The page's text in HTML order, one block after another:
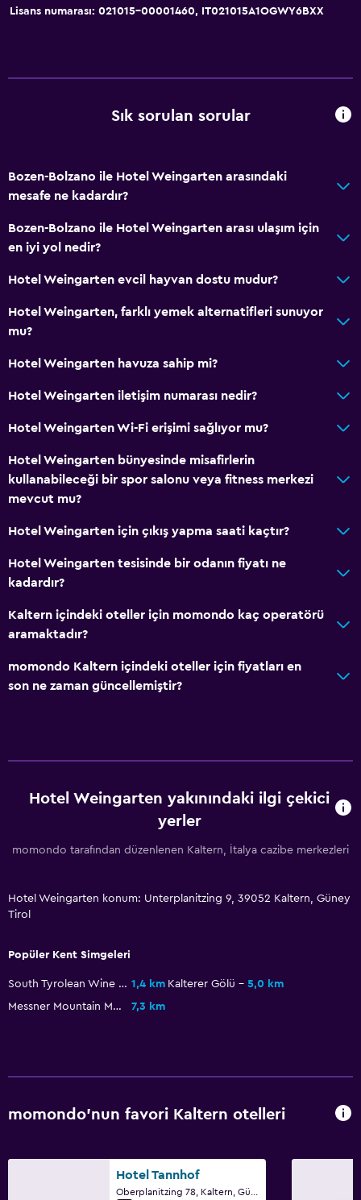
Genel
Karo/mermer yer döşemesi
Banyo
Bide
Saç kurutma makinesi
Tuvalet
Tuvalet kağıdı
Özel banyo
Erişilebilirlik ve uygunluk
Evcil hayvan istek üzerine kabul edilir. Ek ücret talep
edilebilir.
Asansör
Sigara içilmez
Üst katlara asansörle erişilebilir
Teras/Veranda
Restoran
Buzdolabı
Hizmetler ve kolaylıklar
Emanet kasası
Anahtar kart erişimi
Çocuk dostu büfe
Lisans numarası: 021015-00001460, IT021015A1OGWY6BXX
Sık sorulan sorular
Bozen-Bolzano ile Hotel Weingarten arasındaki
mesafe ne kadardır?
Bozen-Bolzano ile Hotel Weingarten arası ulaşım için
en iyi yol nedir?
Hotel Weingarten evcil hayvan dostu mudur?
Hotel Weingarten, farklı yemek alternatifleri sunuyor
mu?
Hotel Weingarten havuza sahip mi?
Hotel Weingarten iletişim numarası nedir?
Hotel Weingarten Wi-Fi erişimi sağlıyor mu?
Hotel Weingarten bünyesinde misafirlerin
kullanabileceği bir spor salonu veya fitness merkezi
mevcut mu?
Hotel Weingarten için çıkış yapma saati kaçtır?
Hotel Weingarten tesisinde bir odanın fiyatı ne
kadardır?
Kaltern içindeki oteller için momondo kaç operatörü
aramaktadır?
momondo Kaltern içindeki oteller için fiyatları en
son ne zaman güncellemiştir?
Hotel Weingarten yakınındaki ilgi çekici
yerler
momondo tarafından düzenlenen Kaltern, İtalya cazibe merkezleri
Hotel Weingarten konum: Unterplanitzing 9, 39052 Kaltern, Güney
Tirol
Popüler Kent Simgeleri
South Tyrolean Wine Museum 1,4 km Kalterer Gölü
5,0 km
Messner Mountain Museum Firmian
7,3 km
momondo'nun favori Kaltern otelleri
Hotel Tannhof